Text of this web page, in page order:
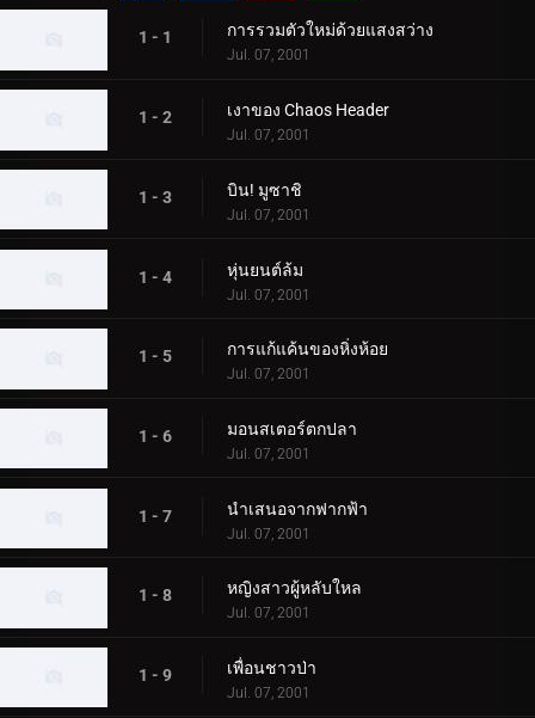
1 - 1 การรวมตัวใหม่ด้วยแสงสว่าง
Jul. 07, 2001
1 - 2 เงาของ Chaos Header
Jul. 07, 2001
1 - 3 บิน! มูซาชิ
Jul. 07, 2001
1 - 4 หุ่นยนต์ล้ม
Jul. 07, 2001
1 - 5 การแก้แค้นของหิ่งห้อย
Jul. 07, 2001
1 - 6 มอนสเตอร์ตกปลา
Jul. 07, 2001
1 - 7 นำเสนอจากฟากฟ้า
Jul. 07, 2001
1 - 8 หญิงสาวผู้หลับใหล
Jul. 07, 2001
1 - 9 เพื่อนชาวป่า
Jul. 07, 2001